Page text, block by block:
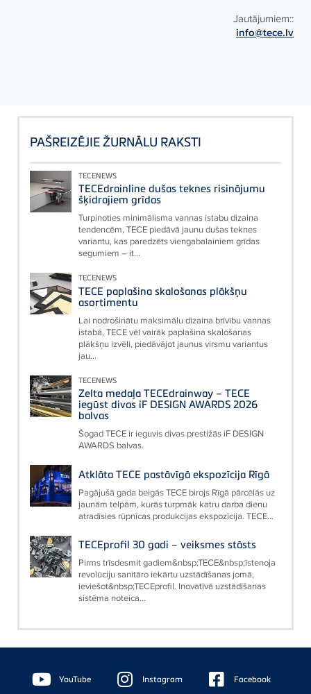
Jautājumiem::
info@tece.lv
PAŠREIZĒJIE ŽURNĀLU RAKSTI
TECENEWS
TECEdrainline dušas teknes risinājumu
šķidrajiem grīdas
Turpinoties minimālisma vannas istabu dizaina
tendencēm, TECE piedāvā jaunu dušas teknes
variantu, kas paredzēts viengabalainiem grīdas
segumiem – it...
TECENEWS
TECE paplašina skalošanas plākšņu
asortimentu
Lai nodrošinātu maksimālu dizaina brīvību vannas
istabā, TECE vēl vairāk paplašina skalošanas
plākšņu izvēli, piedāvājot jaunus virsmu variantus
jau...
TECENEWS
Zelta medaļa TECEdrainway – TECE
iegūst divas iF DESIGN AWARDS 2026
balvas
Šogad TECE ir ieguvis divas prestižās iF DESIGN
AWARDS balvas.
Atklāta TECE pastāvīgā ekspozīcija Rīgā
Pagājušā gada beigās TECE birojs Rīgā pārcēlās uz
jaunām telpām, kurās turpmāk katru darba dienu
atradīsies rūpnīcas produkcijas ekspozīcija. TECE...
TECEprofil 30 gadi – veiksmes stāsts
Pirms trīsdesmit gadiem&nbsp;TECE&nbsp;īstenoja
revolūciju sanitāro iekārtu uzstādīšanas jomā,
ieviešot&nbsp;TECEprofil. Inovatīvā uzstādīšanas
sistēma noteica...
Floating
Sidebar YouTube Instagram Facebook